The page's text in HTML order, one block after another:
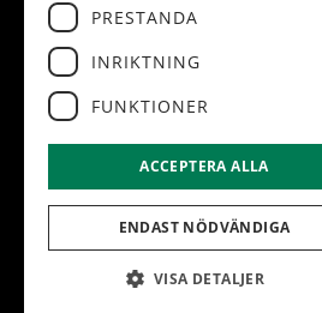
Administration
Hemsidan levereras
PRESTANDA
INRIKTNING
FUNKTIONER
ACCEPTERA ALLA
ENDAST NÖDVÄNDIGA
VISA DETALJER